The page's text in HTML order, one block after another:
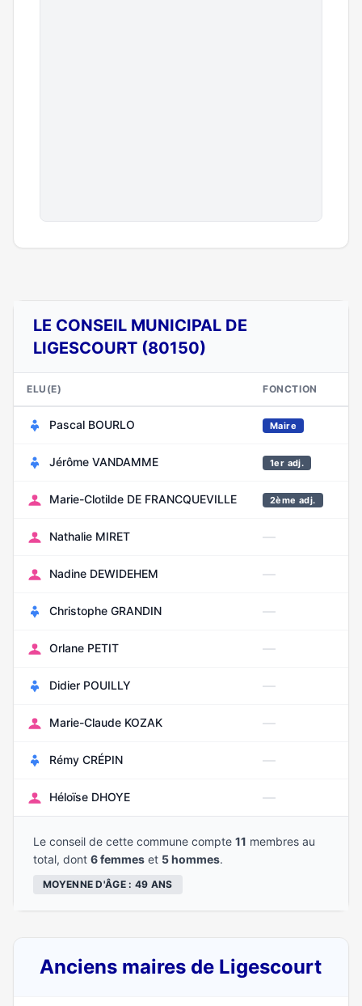
LE CONSEIL MUNICIPAL DE
LIGESCOURT (80150)
ELU(E) FONCTION
Pascal BOURLO Maire
Jérôme VANDAMME 1er adj.
Marie-Clotilde DE FRANCQUEVILLE 2ème adj.
Nathalie MIRET —
Nadine DEWIDEHEM —
Christophe GRANDIN —
Orlane PETIT —
Didier POUILLY —
Marie-Claude KOZAK —
Rémy CRÉPIN —
Héloïse DHOYE —
Le conseil de cette commune compte 11 membres au
total, dont 6 femmes et 5 hommes.
MOYENNE D'ÂGE : 49 ANS
Anciens maires de Ligescourt